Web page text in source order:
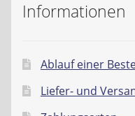
Informationen
Ablauf einer
Liefer- und